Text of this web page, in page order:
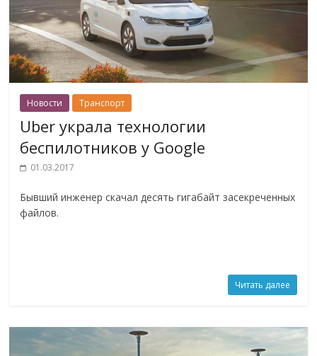
Новости Транспорт
Uber украла технологии
беспилотников у Google
01.03.2017
Бывший инженер скачал десять гигабайт засекреченных
файлов.
Читать далее